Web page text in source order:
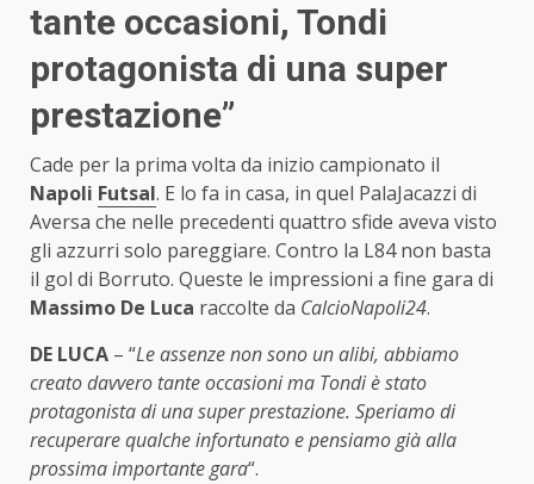
tante occasioni, Tondi
protagonista di una super
prestazione”
Cade per la prima volta da inizio campionato il
Napoli Futsal. E lo fa in casa, in quel PalaJacazzi di
Aversa che nelle precedenti quattro sfide aveva visto
gli azzurri solo pareggiare. Contro la L84 non basta
il gol di Borruto. Queste le impressioni a fine gara di
Massimo De Luca raccolte da CalcioNapoli24.
DE LUCA – “Le assenze non sono un alibi, abbiamo
creato davvero tante occasioni ma Tondi è stato
protagonista di una super prestazione. Speriamo di
recuperare qualche infortunato e pensiamo già alla
prossima importante gara“.